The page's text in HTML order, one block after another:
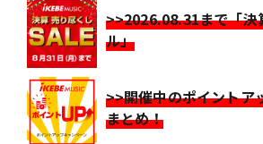
>>2026.08.31まで「決
ル」
>>開催中のポイントア
まとめ！